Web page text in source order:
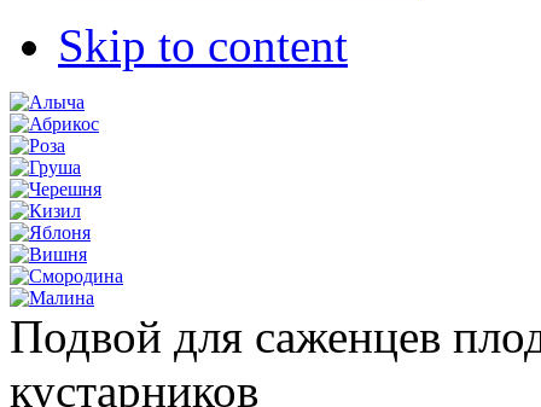
Skip to content
Подвой для саженцев
кустарников